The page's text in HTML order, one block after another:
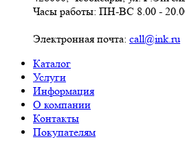
Часы работы: ПН-ВС 8.00 -
Электронная почта: call@ink.ru
Каталог
Услуги
Информация
О компании
Контакты
Покупателям